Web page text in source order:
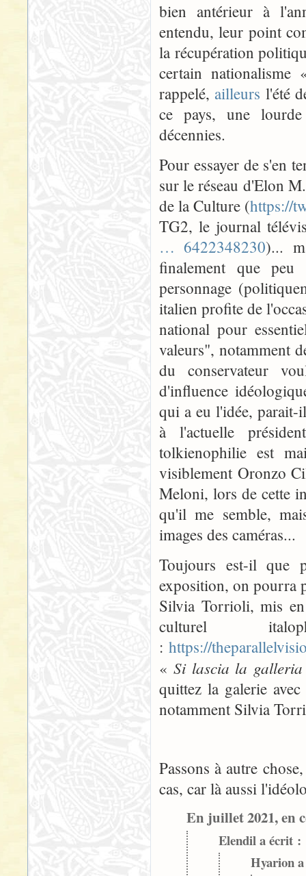
bien antérieur à
entendu, leur point
la récupération
certain
rappelé, ailleurs l'été
ce pays, une
décennies.
Pour essayer de s'en
sur le réseau d'Elon
de la Culture (https://
TG2, le journal
… 6422348230)...
finalement que
personnage
italien profite de
national pour
valeurs", notamment
du conservateur
d'influence
qui a eu l'idée, parait-
à l'actuelle
tolkienophilie est
visiblement Oronzo
Meloni, lors de cette
qu'il me semble,
images des caméras...
Toujours est-il que
exposition, on pourra
Silvia Torrioli, mis
culturel
: https://
« Si lascia la galleria
quittez la galerie
notamment Silvia
Passons à autre
cas, car là aussi
En juillet 2021, en
Elendil a écrit :
Hyarion